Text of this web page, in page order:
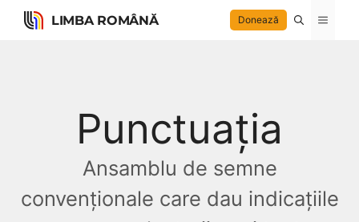
Skip
LIMBA ROMÂNĂ Donează Menu
Punctuația
Ansamblu de semne
convenționale care dau indicațiile